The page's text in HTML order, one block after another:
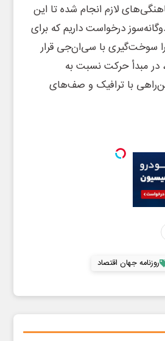
لازم انجام شده تا این
درخواست داریم که برای
سوخت‌گیری با سی‌ان‌جی قرار
در مبدأ حرکت نسبت به
با ترافیک و صف‌های
روزنامه جهان اقتصاد